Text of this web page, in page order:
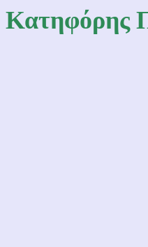
Κατηφόρης